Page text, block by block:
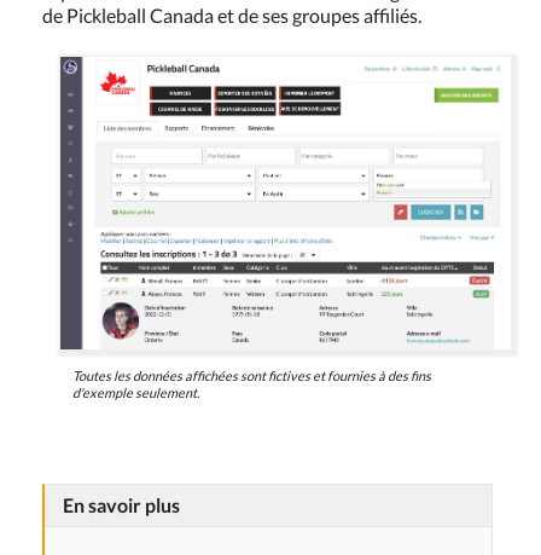
de Pickleball Canada et de ses groupes affiliés.
Toutes les données affichées sont fictives et fournies à des fins
d'exemple seulement.
En savoir plus